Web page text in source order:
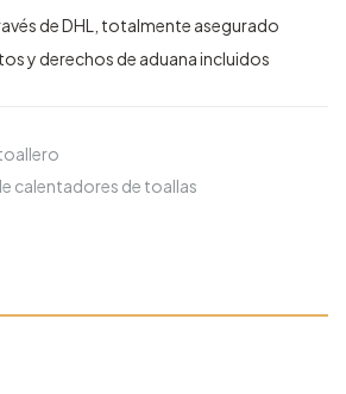
de DHL, totalmente asegurado
y derechos de aduana incluidos
calentadores de toallas